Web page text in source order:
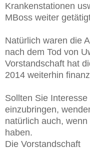
Krankenstationen
MBoss weiter
Natürlich waren die
nach dem Tod von
Vorstandschaft hat
2014 weiterhin
Sollten Sie
einzubringen,
natürlich auch,
haben.
Die Vorstandschaft